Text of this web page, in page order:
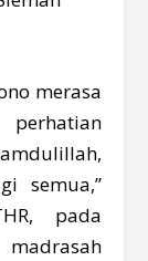
merasa
semua,”
pada